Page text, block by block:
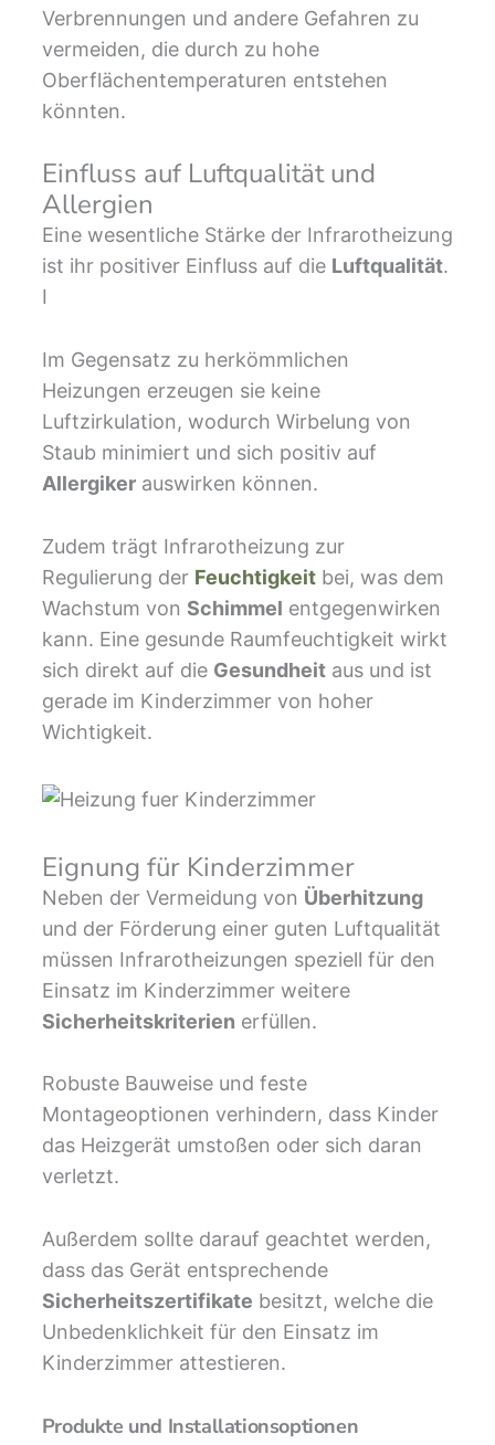
Verbrennungen und andere Gefahren zu
vermeiden, die durch zu hohe
Oberflächentemperaturen entstehen
könnten.
Einfluss auf Luftqualität und
Allergien
Eine wesentliche Stärke der Infrarotheizung
ist ihr positiver Einfluss auf die Luftqualität.
I
Im Gegensatz zu herkömmlichen
Heizungen erzeugen sie keine
Luftzirkulation, wodurch Wirbelung von
Staub minimiert und sich positiv auf
Allergikerauswirken können.
Zudem trägt Infrarotheizung zur
Regulierung der Feuchtigkeitbei, was dem
Wachstum von Schimmel entgegenwirken
kann. Eine gesunde Raumfeuchtigkeit wirkt
sich direkt auf die Gesundheitaus und ist
gerade im Kinderzimmer von hoher
Wichtigkeit.
Eignung für Kinderzimmer
Neben der Vermeidung von Überhitzung
und der Förderung einer guten Luftqualität
müssen Infrarotheizungen speziell für den
Einsatz im Kinderzimmer weitere
Sicherheitskriterien erfüllen.
Robuste Bauweise und feste
Montageoptionen verhindern, dass Kinder
das Heizgerät umstoßen oder sich daran
verletzt.
Außerdem sollte darauf geachtet werden,
dass das Gerät entsprechende
Sicherheitszertifikate besitzt, welche die
Unbedenklichkeit für den Einsatz im
Kinderzimmer attestieren.
Produkte und Installationsoptionen